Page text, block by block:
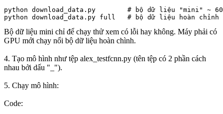
python download_data.py        # bộ dữ liệu "mini" ~ 60
python download_data.py full   # bộ dữ liệu hoàn chỉnh
Bộ dữ liệu mini chỉ để chạy thử xem có lỗi hay không. Máy phải có
GPU mới chạy nổi bộ dữ liệu hoàn chình.
4. Tạo mô hình như tệp alex_testfcnn.py (tên tệp có 2 phần cách
nhau bởi dấu "_").
5. Chạy mô hình:
Code: